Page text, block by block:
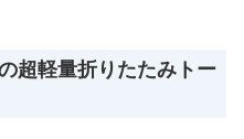
超軽量折りたたみトー